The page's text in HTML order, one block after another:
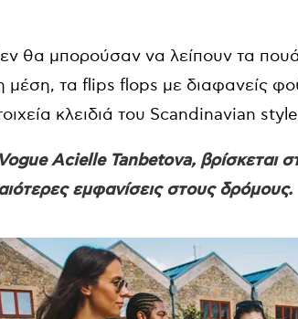
θα μπορούσαν να λείπουν τα
μέση, τα flips flops με διαφανείς
κλειδιά του Scandinavian
Acielle Tanbetova, βρίσκεται
εμφανίσεις στους δρόμους.